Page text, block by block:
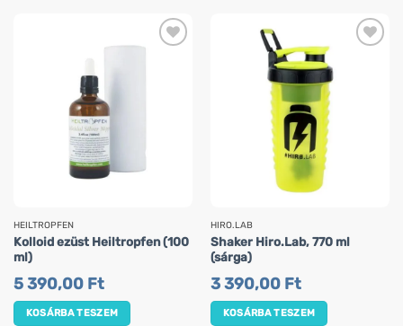
HEILTROPFEN
Kolloid ezüst Heiltropfen (100
ml)
5 390,00 Ft
KOSÁRBA TESZEM
HIRO.LAB
Shaker Hiro.Lab, 770 ml
(sárga)
3 390,00 Ft
KOSÁRBA TESZEM